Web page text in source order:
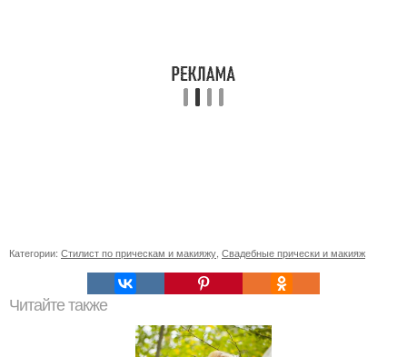
Категории: Стилист по прическам и макияжу, Свадебные прически и макияж
Читайте также